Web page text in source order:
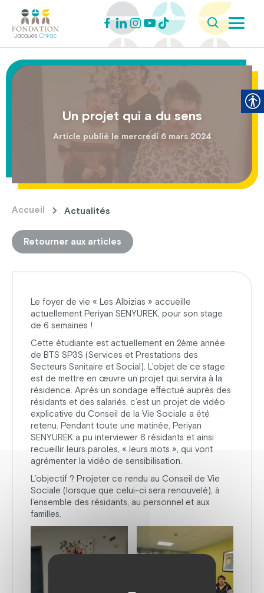
Un projet qui a du sens
Article publié le mercredi 6 mars 2024
Accueil Actualités
Retourner aux articles
Le foyer de vie « Les Albizias » accueille
actuellement Periyan SENYUREK, pour son stage
de 6 semaines !
Cette étudiante est actuellement en 2ème année
de BTS SP3S (Services et Prestations des
Secteurs Sanitaire et Social). L’objet de ce stage
est de mettre en œuvre un projet qui servira à la
résidence. Après un sondage effectué auprès des
résidants et des salariés, c’est un projet de vidéo
explicative du Conseil de la Vie Sociale a été
retenu. Pendant toute une matinée, Periyan
SENYUREK a pu interviewer 6 résidants et ainsi
recueillir leurs paroles, « leurs mots », qui vont
agrémenter la vidéo de sensibilisation.
L’objectif ? Projeter ce rendu au Conseil de Vie
Sociale (lorsque que celui-ci sera renouvelé), à
l’ensemble des résidants, au personnel et aux
familles.